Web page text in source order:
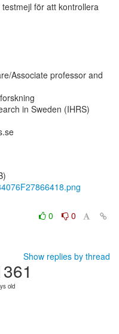
för att kontrollera
Associate professor and
in Sweden (IHRS)
0
0
Show replies by thread
old